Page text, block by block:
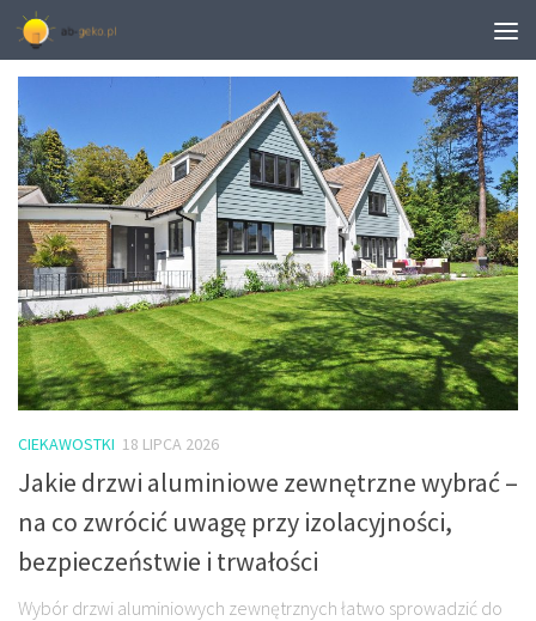
CATEGORY:
CIEKAWOSTKI 18 LIPCA 2026
Jakie drzwi aluminiowe zewnętrzne wybrać –
na co zwrócić uwagę przy izolacyjności,
bezpieczeństwie i trwałości
Wybór drzwi aluminiowych zewnętrznych łatwo sprowadzić do